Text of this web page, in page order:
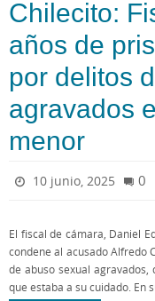
Chilecito:
años de
por delitos
agravados
menor
10 junio, 2025 0
El fiscal de cámara, Daniel
condene al acusado Alfredo
de abuso sexual
que estaba a su cuidado. En